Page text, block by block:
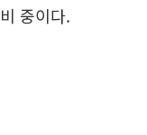
중이다.